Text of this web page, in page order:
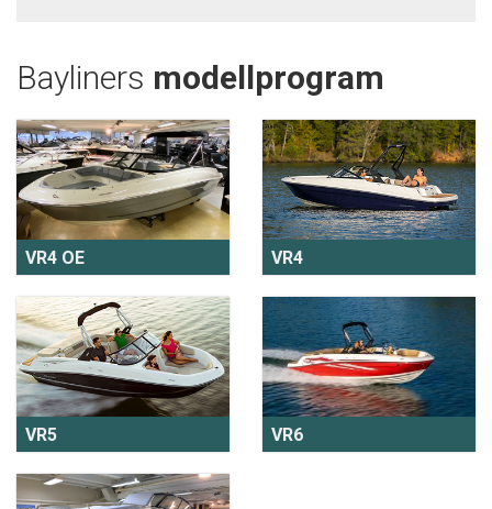
Bayliners modellprogram
VR4 OE VR4
VR5 VR6